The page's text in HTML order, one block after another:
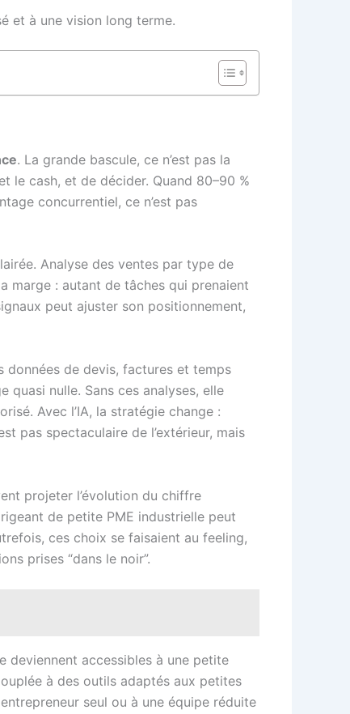
et à une vision long terme.
. La grande bascule, ce n’est pas la
le cash, et de décider. Quand 80–90 %
concurrentiel, ce n’est pas
Analyse des ventes par type de
marge : autant de tâches qui prenaient
peut ajuster son positionnement,
données de devis, factures et temps
quasi nulle. Sans ces analyses, elle
Avec l’IA, la stratégie change :
pas spectaculaire de l’extérieur, mais
projeter l’évolution du chiffre
de petite PME industrielle peut
ces choix se faisaient au feeling,
prises “dans le noir”.
deviennent accessibles à une petite
à des outils adaptés aux petites
seul ou à une équipe réduite